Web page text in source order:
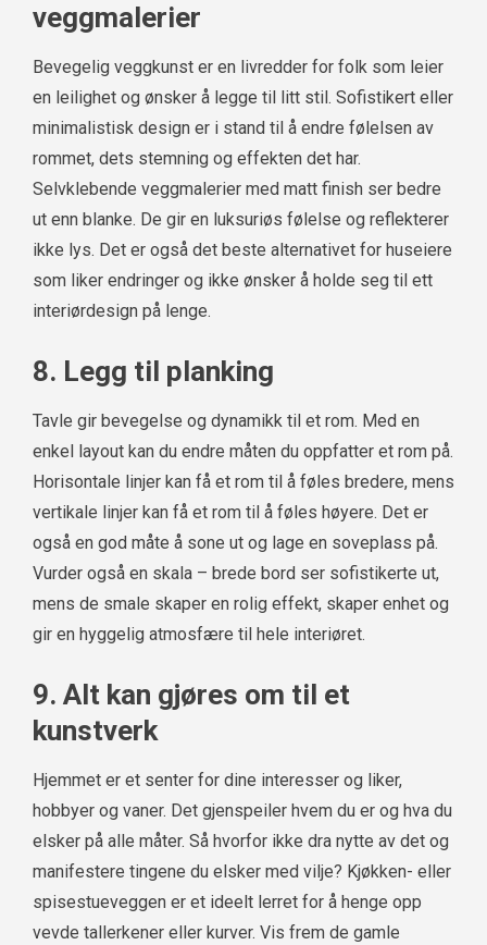
veggmalerier
Bevegelig veggkunst er en livredder for folk som leier
en leilighet og ønsker å legge til litt stil. Sofistikert eller
minimalistisk design er i stand til å endre følelsen av
rommet, dets stemning og effekten det har.
Selvklebende veggmalerier med matt finish ser bedre
ut enn blanke. De gir en luksuriøs følelse og reflekterer
ikke lys. Det er også det beste alternativet for huseiere
som liker endringer og ikke ønsker å holde seg til ett
interiørdesign på lenge.
8. Legg til planking
Tavle gir bevegelse og dynamikk til et rom. Med en
enkel layout kan du endre måten du oppfatter et rom på.
Horisontale linjer kan få et rom til å føles bredere, mens
vertikale linjer kan få et rom til å føles høyere. Det er
også en god måte å sone ut og lage en soveplass på.
Vurder også en skala – brede bord ser sofistikerte ut,
mens de smale skaper en rolig effekt, skaper enhet og
gir en hyggelig atmosfære til hele interiøret.
9. Alt kan gjøres om til et
kunstverk
Hjemmet er et senter for dine interesser og liker,
hobbyer og vaner. Det gjenspeiler hvem du er og hva du
elsker på alle måter. Så hvorfor ikke dra nytte av det og
manifestere tingene du elsker med vilje? Kjøkken- eller
spisestueveggen er et ideelt lerret for å henge opp
vevde tallerkener eller kurver. Vis frem de gamle